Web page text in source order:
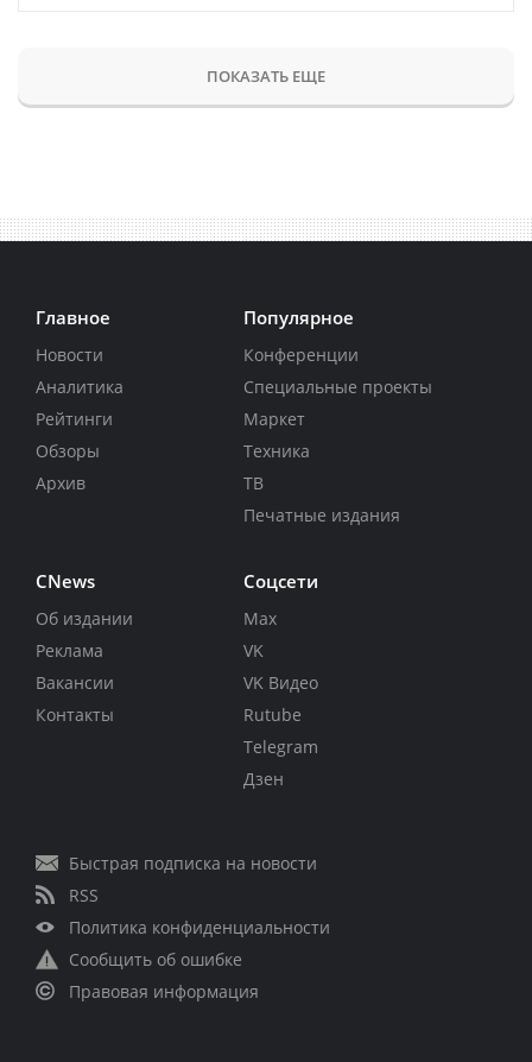
ПОКАЗАТЬ ЕЩЕ
Главное
Новости
Аналитика
Рейтинги
Обзоры
Архив
Популярное
Конференции
Специальные проекты
Маркет
Техника
ТВ
Печатные издания
CNews
Об издании
Реклама
Вакансии
Контакты
Соцсети
Max
VK
VK Видео
Rutube
Telegram
Дзен
Быстрая подписка на новости
RSS
Политика конфиденциальности
Сообщить об ошибке
Правовая информация